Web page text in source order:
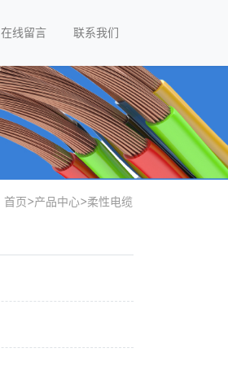
在线留言 联系我们
首页>产品中心>柔性电缆